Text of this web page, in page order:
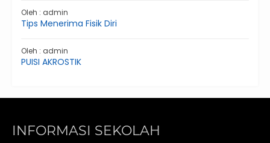
Oleh : admin
Tips Menerima Fisik Diri
Oleh : admin
PUISI AKROSTIK
INFORMASI SEKOLAH